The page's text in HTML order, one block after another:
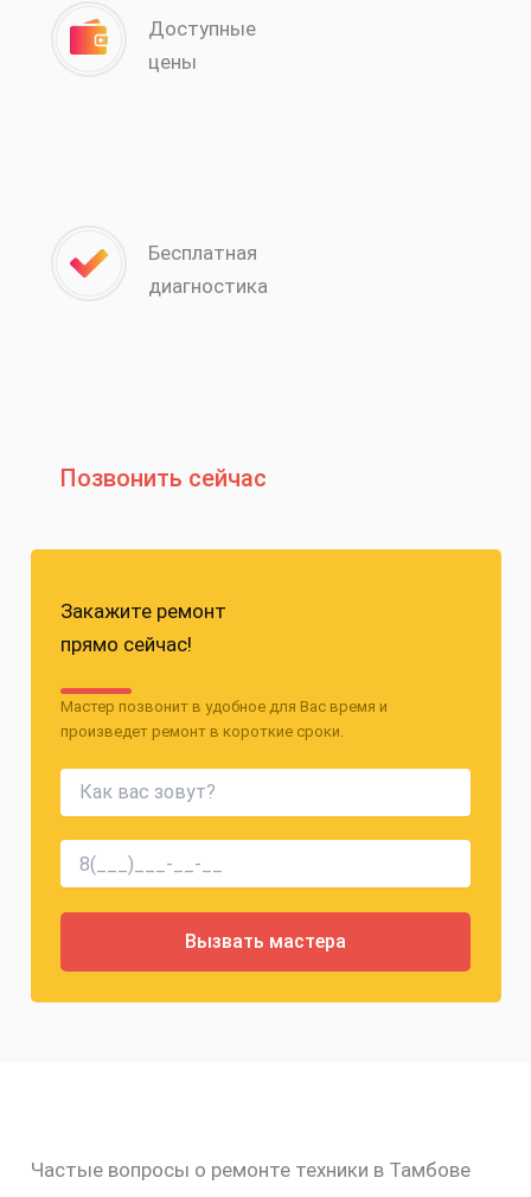
Доступные
цены
Бесплатная
диагностика
Позвонить сейчас
Закажите ремонт
прямо сейчас!
Мастер позвонит в удобное для Вас время и
произведет ремонт в короткие сроки.
Частые вопросы о ремонте техники в Тамбове